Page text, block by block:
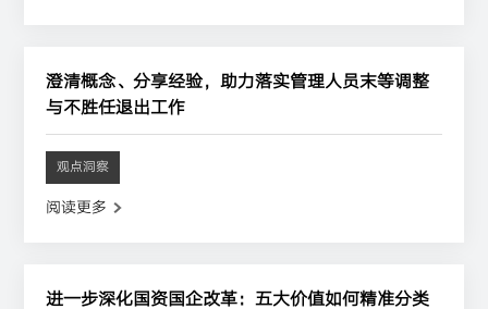
澄清概念、分享经验，助力落实管理人员末等调整
与不胜任退出工作
观点洞察
阅读更多
进一步深化国资国企改革：五大价值如何精准分类